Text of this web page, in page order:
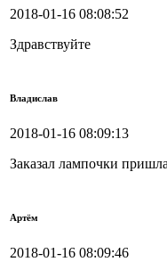
2018-01-16 08:08:52
Здравствуйте
Владислав
2018-01-16 08:09:13
Заказал лампочки
Артём
2018-01-16 08:09:46